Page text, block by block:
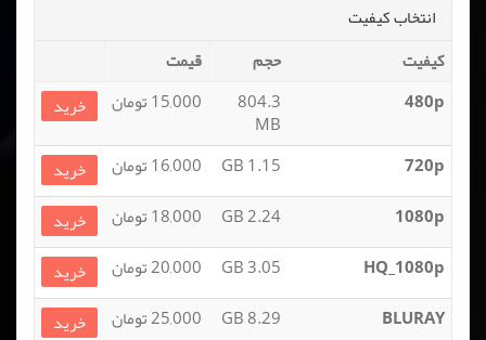
انتخاب کیفیت
کیفیت
حجم
قیمت
480p
804.3
MB
15,000 تومان
خرید
720p
1.15 GB 16,000 تومان
خرید
1080p
2.24 GB 18,000 تومان
خرید
HQ_1080p
3.05 GB 20,000 تومان
خرید
BLURAY
8.29 GB 25,000 تومان
خرید